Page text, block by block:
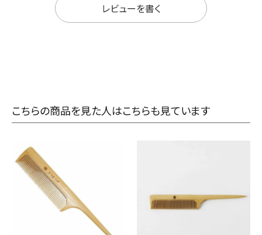
レビューを書く
こちらの商品を見た人はこちらも見ています